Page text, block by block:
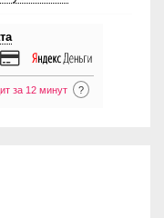
за 12 минут ?